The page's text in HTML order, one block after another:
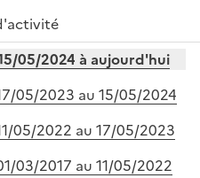
05/2024 à aujourd'hui
05/2023 au 15/05/2024
05/2022 au 17/05/2023
03/2017 au 11/05/2022